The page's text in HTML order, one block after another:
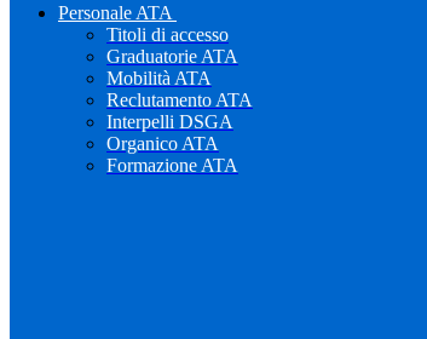
Personale ATA
Titoli di accesso
Graduatorie ATA
Mobilità ATA
Reclutamento ATA
Interpelli DSGA
Organico ATA
Formazione ATA